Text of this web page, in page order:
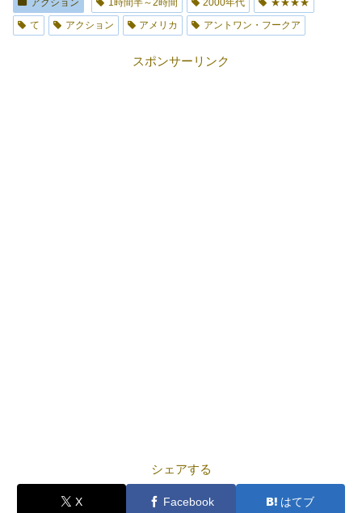
アクション 1時間半～2時間 2000年代
★★★★
て
アクション アメリカ アントワン・フークア
スポンサーリンク
シェアする
X Facebook はてブ